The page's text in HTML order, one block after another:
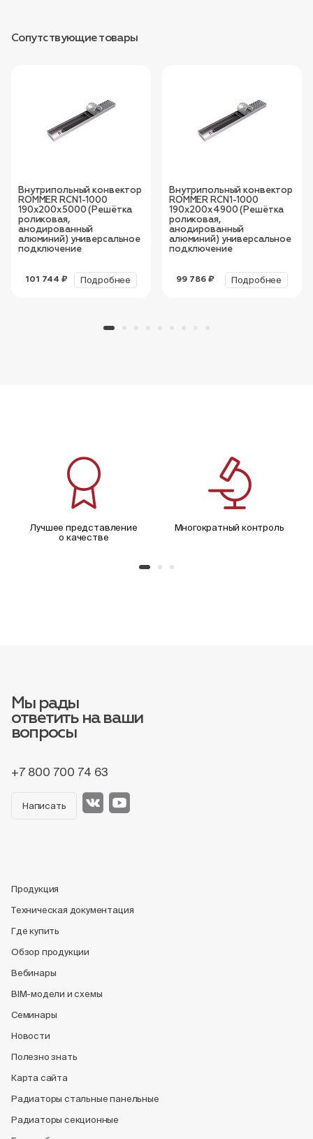
Сопутствующие товары
Внутрипольный конвектор
ROMMER RCN1-1000
190х200х5000 (Решётка
роликовая,
анодированный
алюминий) универсальное
подключение
101 744 ₽ Подробнее
Внутрипольный конвектор
ROMMER RCN1-1000
190х200х4900 (Решётка
роликовая,
анодированный
алюминий) универсальное
подключение
99 786 ₽ Подробнее
Лучшее представление
о качестве
Многократный контроль
Мы рады
ответить на ваши
вопросы
+7 800 700 74 63
Написать
Продукция
Техническая документация
Где купить
Обзор продукции
Вебинары
BIM-модели и схемы
Семинары
Новости
Полезно знать
Карта сайта
Радиаторы стальные панельные
Радиаторы секционные